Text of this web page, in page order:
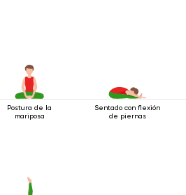
Postura de la
mariposa
Sentado con flexión
de piernas